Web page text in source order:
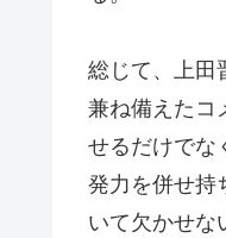
総じて、上田
兼ね備えたコ
せるだけでな
発力を併せ持
いて欠かせな